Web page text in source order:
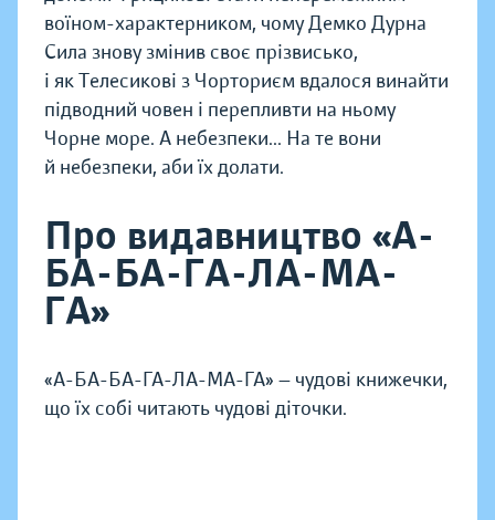
воїном-характерником, чому Демко Дурна
Сила знову змінив своє прізвисько,
і як Телесикові з Чорториєм вдалося винайти
підводний човен і перепливти на ньому
Чорне море. А небезпеки... На те вони
й небезпеки, аби їх долати.
Про видавництво «А-
БА-БА-ГА-ЛА-МА-
ГА»
«А-БА-БА-ГА-ЛА-МА-ГА» — чудові книжечки,
що їх собі читають чудові діточки.